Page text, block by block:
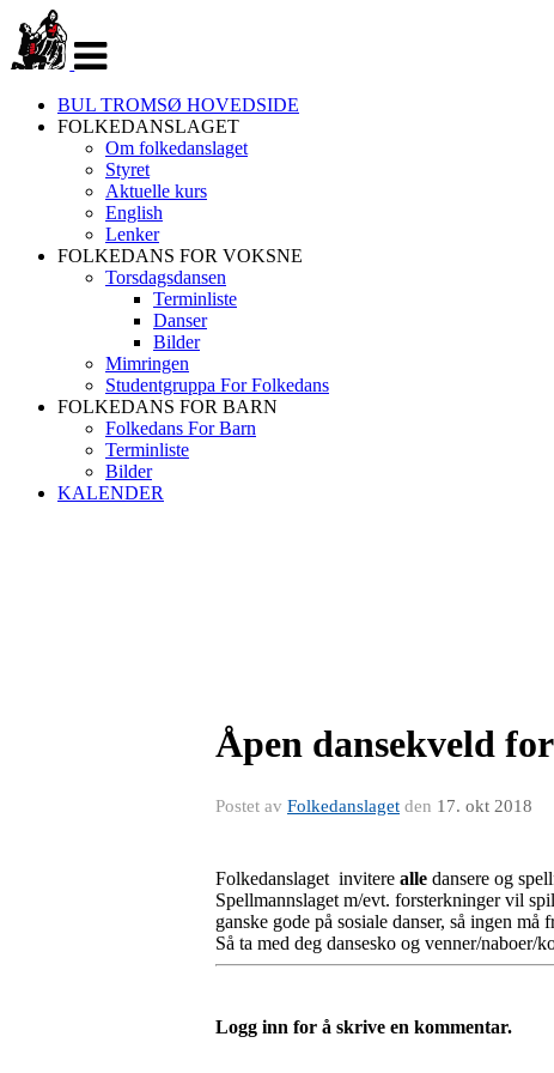
navigasjon
BUL TROMSØ HOVEDSIDE
FOLKEDANSLAGET
Om folkedanslaget
Styret
Aktuelle kurs
English
Lenker
FOLKEDANS FOR VOKSNE
Torsdagsdansen
Terminliste
Danser
Bilder
Mimringen
Studentgruppa For Folkedans
FOLKEDANS FOR BARN
Folkedans For Barn
Terminliste
Bilder
KALENDER
Åpen dansekveld
Postet av Folkedanslaget den 17. okt 2018
Folkedanslaget invitere alle dansere og
Spellmannslaget m/evt. forsterkninger vil
ganske gode på sosiale danser, så ingen
Så ta med deg dansesko og venner/
Logg inn for å skrive en kommentar.